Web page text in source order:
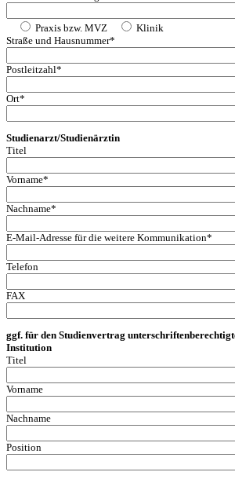
Praxis bzw. MVZ
Klinik
Straße und Hausnummer*
Postleitzahl*
Ort*
Studienarzt/Studienärztin
Titel
Vorname*
Nachname*
E-Mail-Adresse für die weitere Kommunikation*
Telefon
FAX
ggf. für den Studienvertrag
Institution
Titel
Vorname
Nachname
Position